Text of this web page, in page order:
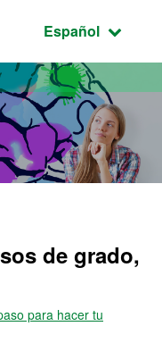
Idioma
Español
de grado,
para hacer tu